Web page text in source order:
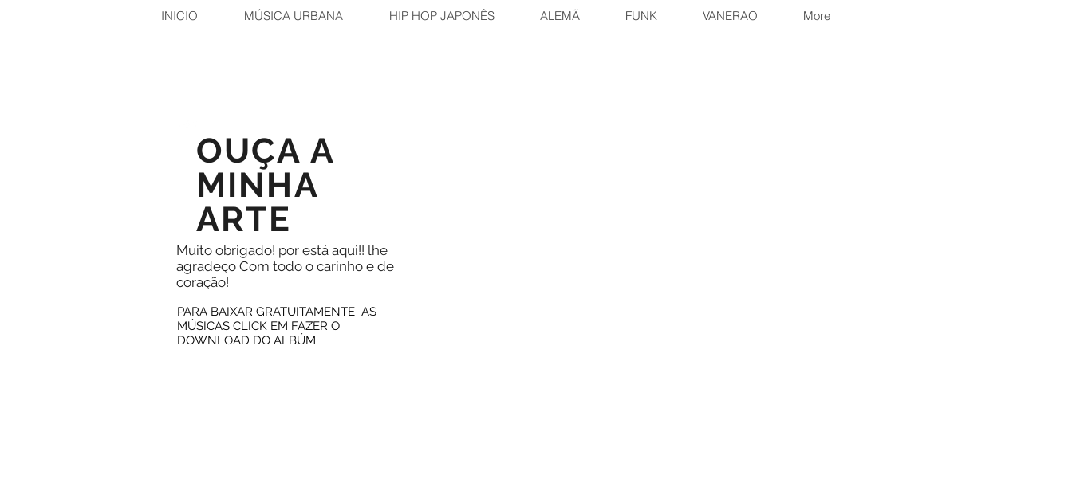
INICIO MÚSICA URBANA HIP HOP JAPONÊS ALEMÃ FUNK VANERAO More
OUÇA A
MINHA
ARTE
Muito obrigado! por está aqui!! lhe
agradeço Com todo o carinho e de
coração!
PARA BAIXAR GRATUITAMENTE AS
MÚSICAS CLICK EM FAZER O
DOWNLOAD DO ALBÚM